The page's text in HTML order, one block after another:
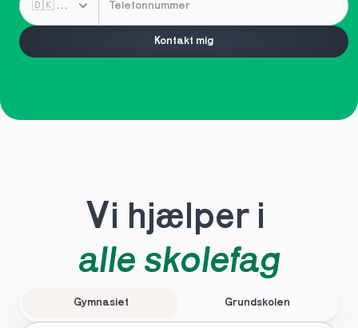
Kontakt mig
Vi hjælper i
alle skolefag
Gymnasiet Grundskolen